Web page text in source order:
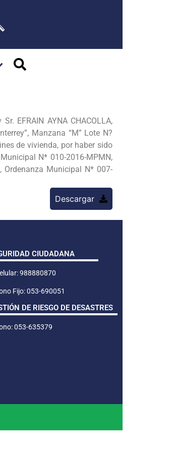
EFRAIN AYNA CHACOLLA,
Manzana “M” Lote N?
de vivienda, por haber sido
N* 010-2016-MPMN,
Ordenanza Municipal N* 007-
Descargar
CIUDADANA
988880870
Fijo: 053-690051
DE RIESGO DE DESASTRES
053-635379